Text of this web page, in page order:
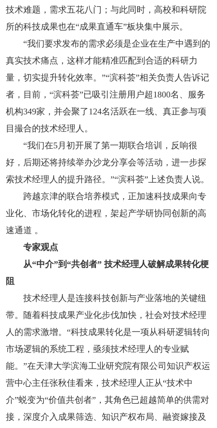
技术难题，需求五花八门；与此同时，高校和科研院
所的科技成果也在“成果直通车”板块集中展示。
“我们要求发布的需求必须是企业在生产中遇到的
真实技术痛点，这样才能精准匹配到合适的科研力
量，切实提升转化效率。”“滨科荟”相关负责人告诉记
者，目前，“滨科荟”已吸引注册用户超1800名、服务
机构349家，并会聚了124名活跃在一线、真正参与项
目撮合的技术经理人。
“我们在5月初开展了第一期联合培训，反响很
好，后期还将持续举办沙龙分享会等活动，进一步探
索技术经理人的提升路径。”“滨科荟”上述负责人说。
跨越京津的联合培养模式，正加速科技成果向专
业化、市场化转化的进程，架起产学研协同创新的高
速通道 。
专家观点
从“中介”到“共创者” 技术经理人破解成果转化梗
阻
技术经理人是连接科技创新与产业落地的关键纽
带。随着科技成果产业化步伐加快，社会对技术经理
人的需求激增。“科技成果转化是一项从科研逻辑转向
市场逻辑的系统工程，亟须技术经理人的专业赋
能。”在天津大学滨海工业研究院有限公司知识产权运
营中心主任张秋佳看来，技术经理人正从“技术中
介”蜕变为“价值共创者”，其角色已超越简单的供需对
接，深度介入成果筛选、知识产权布局、融资嫁接及